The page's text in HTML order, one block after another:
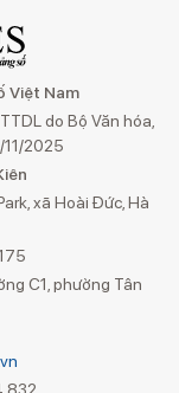
Việt Nam
do Bộ Văn hóa,
2025
xã Hoài Đức, Hà
C1, phường Tân